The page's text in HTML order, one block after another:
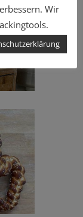
Wir